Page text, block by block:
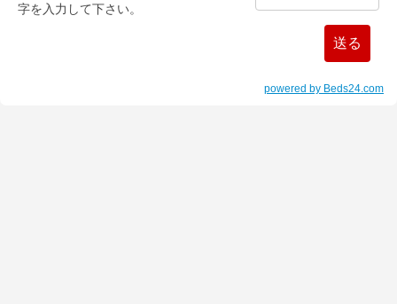
字を入力して下さい。
powered by Beds24.com